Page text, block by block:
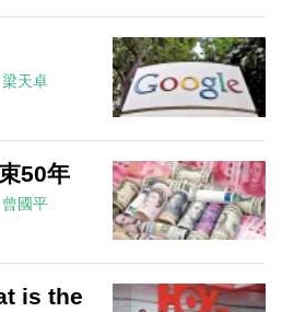
梁天卓
50年
曾國平
is the